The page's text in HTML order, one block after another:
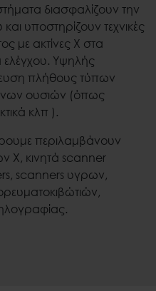
διασφαλίζουν την
υποστηρίζουν τεχνικές
με ακτίνες Χ στα
ελέγχου. Υψηλής
πλήθους τύπων
ουσιών (όπως
κλπ ).
περιλαμβάνουν
Χ, κινητά scanner
scanners υγρων,